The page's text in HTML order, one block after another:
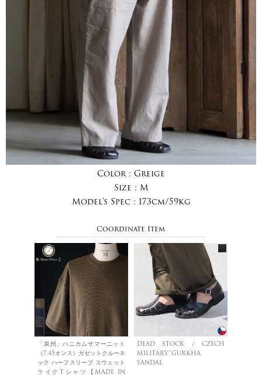
Color : Greige
Size : M
Model's Spec : 173cm/59kg
Coordinate Item
「泉州」ハニカムサマーニット
（7.45オンス）ガゼットクルーネ
ック ハーフスリーブ スウェット
ライクTシャツ【MADE IN
DEAD STOCK / CZECH
MILITARY”GURKHA
SANDAL